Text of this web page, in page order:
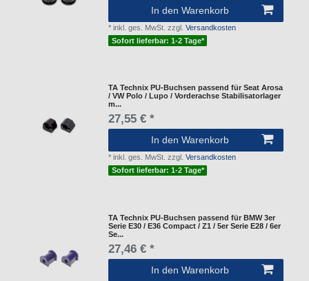
In den Warenkorb
*inkl. ges. MwSt. zzgl.Versandkosten
Sofort lieferbar: 1-2 Tage*
TA Technix PU-Buchsen passend für Seat Arosa
/ VW Polo / Lupo / Vorderachse Stabilisatorlager
m...
27,55 € *
In den Warenkorb
*inkl. ges. MwSt. zzgl.Versandkosten
Sofort lieferbar: 1-2 Tage*
TA Technix PU-Buchsen passend für BMW 3er
Serie E30 / E36 Compact / Z1 / 5er Serie E28 / 6er
Se...
27,46 € *
In den Warenkorb